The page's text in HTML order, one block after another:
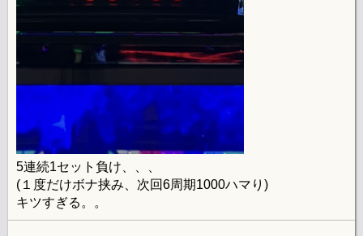
5連続1セット負け、、、
(１度だけボナ挟み、次回6周期1000ハマり)
キツすぎる。。